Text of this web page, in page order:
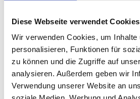
Diese Webseite verwendet Cookies
Wir verwenden Cookies, um Inhalte
personalisieren, Funktionen für
zu können und die Zugriffe auf
analysieren. Außerdem geben wir
Verwendung unserer Website an
durabilidad, la estabilidad, el
funcionalidad.
funcionalidad.
impresionantetasa de reciclaje
establecemos nuevos
en el sector. Estamos